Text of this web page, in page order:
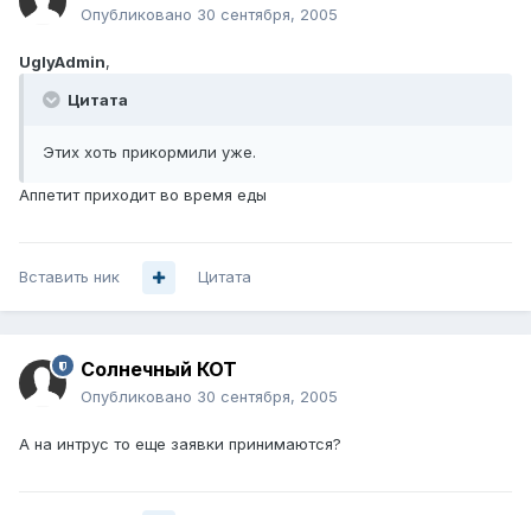
Опубликовано 30 сентября, 2005
UglyAdmin,
Цитата
Этих хоть прикормили уже.
Аппетит приходит во время еды
Вставить ник Цитата
Солнечный КОТ
Опубликовано 30 сентября, 2005
А на интрус то еще заявки принимаются?